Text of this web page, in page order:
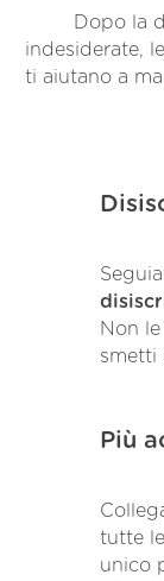
Dopo la
indesiderate,
ti aiutano a
Non
smetti
Più
tutte
unico